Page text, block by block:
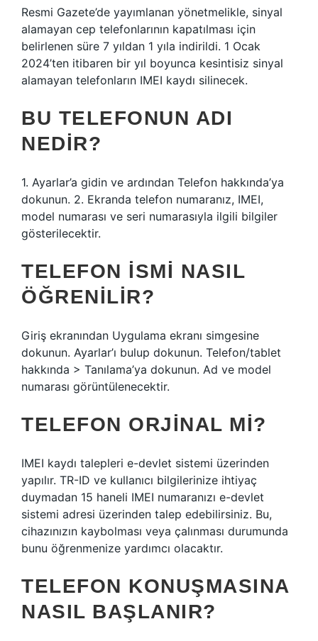
Resmi Gazete’de yayımlanan yönetmelikle, sinyal
alamayan cep telefonlarının kapatılması için
belirlenen süre 7 yıldan 1 yıla indirildi. 1 Ocak
2024’ten itibaren bir yıl boyunca kesintisiz sinyal
alamayan telefonların IMEI kaydı silinecek.
BU TELEFONUN ADI
NEDIR?
1. Ayarlar’a gidin ve ardından Telefon hakkında’ya
dokunun. 2. Ekranda telefon numaranız, IMEI,
model numarası ve seri numarasıyla ilgili bilgiler
gösterilecektir.
TELEFON ISMI NASIL
ÖĞRENILIR?
Giriş ekranından Uygulama ekranı simgesine
dokunun. Ayarlar’ı bulup dokunun. Telefon/tablet
hakkında > Tanılama’ya dokunun. Ad ve model
numarası görüntülenecektir.
TELEFON ORJINAL MI?
IMEI kaydı talepleri e-devlet sistemi üzerinden
yapılır. TR-ID ve kullanıcı bilgilerinize ihtiyaç
duymadan 15 haneli IMEI numaranızı e-devlet
sistemi adresi üzerinden talep edebilirsiniz. Bu,
cihazınızın kaybolması veya çalınması durumunda
bunu öğrenmenize yardımcı olacaktır.
TELEFON KONUŞMASINA
NASIL BAŞLANIR?